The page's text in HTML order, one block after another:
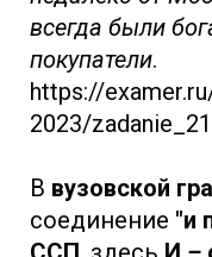
всегда были
покупатели.
https://
2023/
В вузовской
соединение "и